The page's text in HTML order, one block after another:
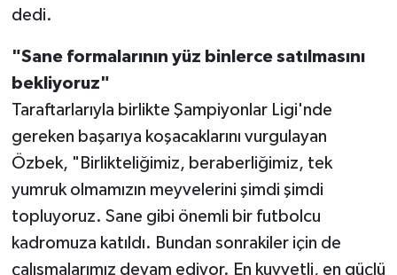
dedi.
"Sane formalarının yüz binlerce satılmasını
bekliyoruz"
Taraftarlarıyla birlikte Şampiyonlar Ligi'nde
gereken başarıya koşacaklarını vurgulayan
Özbek, "Birlikteliğimiz, beraberliğimiz, tek
yumruk olmamızın meyvelerini şimdi şimdi
topluyoruz. Sane gibi önemli bir futbolcu
kadromuza katıldı. Bundan sonrakiler için de
çalışmalarımız devam ediyor. En kuvvetli, en güçlü